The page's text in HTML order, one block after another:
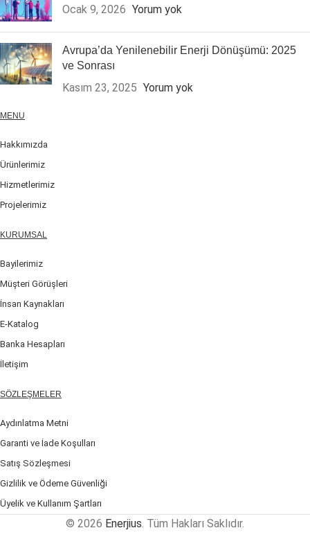
Ocak 9, 2026 Yorum yok
Avrupa’da Yenilenebilir Enerji Dönüşümü: 2025
ve Sonrası
Kasım 23, 2025 Yorum yok
MENU
Hakkımızda
Ürünlerimiz
Hizmetlerimiz
Projelerimiz
KURUMSAL
Bayilerimiz
Müşteri Görüşleri
İnsan Kaynakları
E-Katalog
Banka Hesapları
İletişim
SÖZLEŞMELER
Aydınlatma Metni
Garanti ve İade Koşulları
Satış Sözleşmesi
Gizlilik ve Ödeme Güvenliği
Üyelik ve Kullanım Şartları
© 2026 Enerjius. Tüm Hakları Saklıdır.